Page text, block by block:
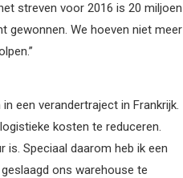
streven voor 2016 is 20 miljoen
gewonnen. We hoeven niet meer
een verandertraject in Frankrijk.
kosten te reduceren.
is. Speciaal daarom heb ik een
ons warehouse te